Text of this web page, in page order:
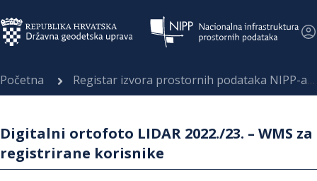
Početna Registar izvora prostornih podataka NIPP-a
Digitalni ortofoto LIDAR 2022./23. – WMS za
registrirane korisnike